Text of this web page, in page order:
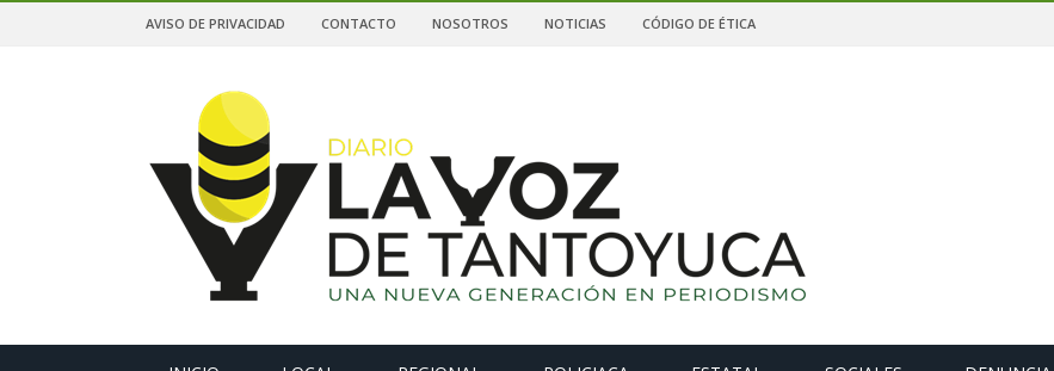
AVISO DE PRIVACIDAD CONTACTO NOSOTROS NOTICIAS CÓDIGO DE ÉTICA